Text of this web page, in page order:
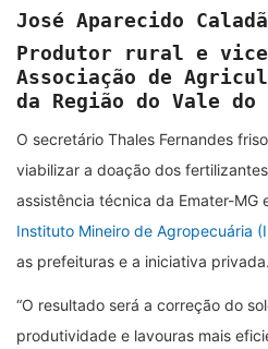
José Aparecido
Produtor rural e
Associação de
da Região do Vale do
O secretário Thales Fernandes
viabilizar a doação dos
assistência técnica da Emater-MG
Instituto Mineiro de Agropecuária
as prefeituras e a iniciativa privada.
“O resultado será a correção do
produtividade e lavouras mais